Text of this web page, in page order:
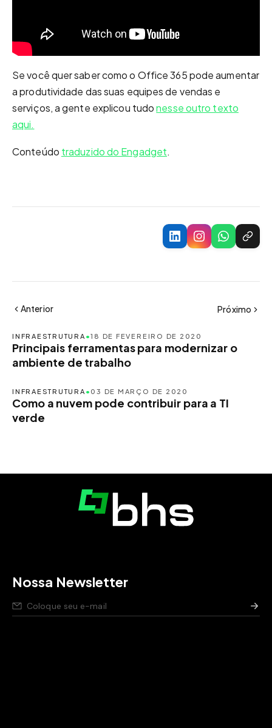
Se você quer saber como o Office 365 pode aumentar
a produtividade das suas equipes de vendas e
serviços, a gente explicou tudonesse outro texto
aqui.
Conteúdo traduzido do Engadget.
Anterior Próximo
INFRAESTRUTURA •18 DE FEVEREIRO DE 2020
Principais ferramentas para modernizar o
ambiente de trabalho
INFRAESTRUTURA • 03 DE MARÇO DE 2020
Como a nuvem pode contribuir para a TI
verde
Nossa Newsletter